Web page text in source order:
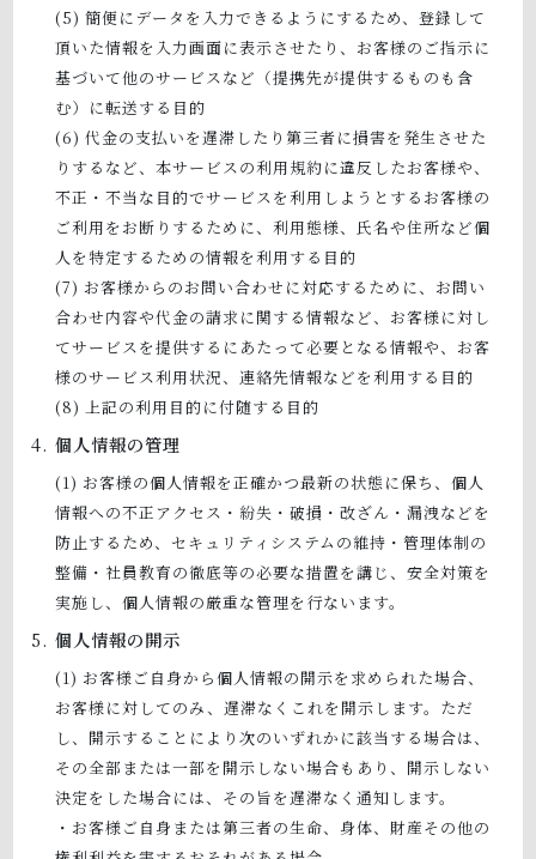
簡便にデータを入力できるようにするため、登録して
頂いた情報を入力画面に表示させたり、お客様のご指示に
基づいて他のサービスなど（提携先が提供するものも含
む）に転送する目的
代金の支払いを遅滞したり第三者に損害を発生させた
りするなど、本サービスの利用規約に違反したお客様や、
不正・不当な目的でサービスを利用しようとするお客様の
ご利用をお断りするために、利用態様、氏名や住所など個
人を特定するための情報を利用する目的
お客様からのお問い合わせに対応するために、お問い
合わせ内容や代金の請求に関する情報など、お客様に対し
てサービスを提供するにあたって必要となる情報や、お客
様のサービス利用状況、連絡先情報などを利用する目的
上記の利用目的に付随する目的
個人情報の管理
お客様の個人情報を正確かつ最新の状態に保ち、個人
情報への不正アクセス・紛失・破損・改ざん・漏洩などを
防止するため、セキュリティシステムの維持・管理体制の
整備・社員教育の徹底等の必要な措置を講じ、安全対策を
実施し、個人情報の厳重な管理を行ないます。
個人情報の開示
お客様ご自身から個人情報の開示を求められた場合、
お客様に対してのみ、遅滞なくこれを開示します。ただ
し、開示することにより次のいずれかに該当する場合は、
その全部または一部を開示しない場合もあり、開示しない
決定をした場合には、その旨を遅滞なく通知します。
・お客様ご自身または第三者の生命、身体、財産その他の